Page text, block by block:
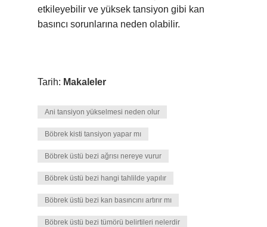
etkileyebilir ve yüksek tansiyon gibi kan
basıncı sorunlarına neden olabilir.
Tarih: Makaleler
Ani tansiyon yükselmesi neden olur
Böbrek kisti tansiyon yapar mı
Böbrek üstü bezi ağrısı nereye vurur
Böbrek üstü bezi hangi tahlilde yapılır
Böbrek üstü bezi kan basıncını artırır mı
Böbrek üstü bezi tümörü belirtileri nelerdir